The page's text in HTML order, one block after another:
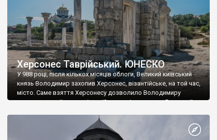
Херсонес Таврійський. ЮНЕСКО
У 988 році, після кількох місяців облоги, Великий київський
князь Володимир захопив Херсонес, візантійське, на той час,
місто. Саме взяття Херсонесу дозволило Володимиру
диктувати свої умови візантійському імператору Василю ІІ, та
Херсонесі Володимир-язичник, став Василем-християнином.
А потім було Хрещення Русі. На честь Херсонесу Таврійського